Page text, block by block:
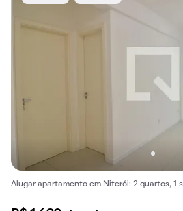
Alugar apartamento em Niterói: 2 quartos, 1